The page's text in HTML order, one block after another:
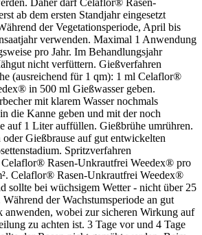
ab dem ersten Standjahr eingesetzt
der Vegetationsperiode, April bis
verwenden. Maximal 1 Anwendung
pro Jahr. Im Behandlungsjahr
nicht verfüttern. Gießverfahren
(ausreichend für 1 qm): 1 ml Celaflor®
in 500 ml Gießwasser geben.
mit klarem Wasser nochmals
die Kanne geben und mit der noch
auf 1 Liter auffüllen. Gießbrühe umrühren.
Gießbrause auf gut entwickelten
Spritzverfahren
Rasen-Unkrautfrei Weedex® pro
Celaflor® Rasen-Unkrautfrei Weedex®
sollte bei wüchsigem Wetter - nicht über 25
der Wachstumsperiode an gut
wobei zur sicheren Wirkung auf
zu achten ist. 3 Tage vor und 4 Tage